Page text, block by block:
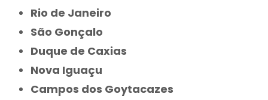
Rio de Janeiro
São Gonçalo
Duque de Caxias
Nova Iguaçu
Campos dos Goytacazes